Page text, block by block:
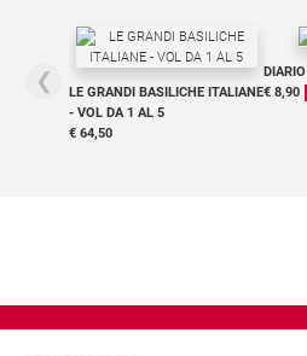
❮
LE GRANDI BASILICHE ITALIANE
- VOL DA 1 AL 5
€ 64,50
€ 8,90